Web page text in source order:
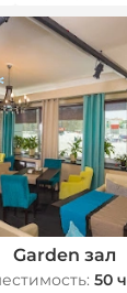
Garden зал
50